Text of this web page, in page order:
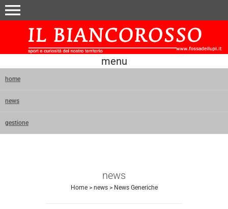
menu
menu
home
news
gestione
news
Home> news> News Generiche